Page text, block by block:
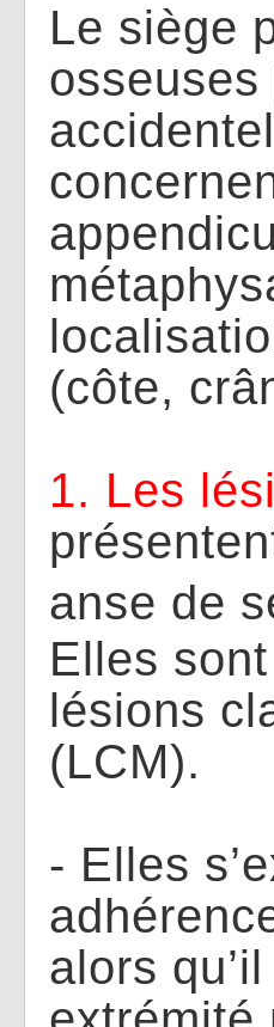
Le siège
(côte,
1. Les
anse de
Elles
lésions
(LCM).
- Elles
alors